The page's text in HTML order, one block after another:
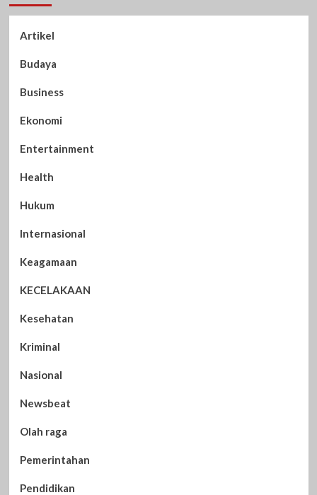
Artikel
Budaya
Business
Ekonomi
Entertainment
Health
Hukum
Internasional
Keagamaan
KECELAKAAN
Kesehatan
Kriminal
Nasional
Newsbeat
Olah raga
Pemerintahan
Pendidikan